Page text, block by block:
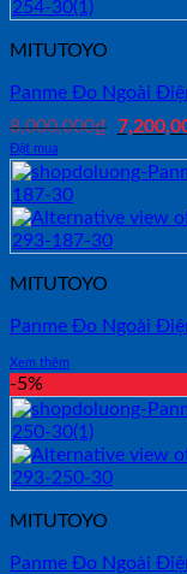
MITUTOYO
Panme Đo Ngoài
8,000,000₫ Giá
là:
Đặt mua
MITUTOYO
Panme Đo Ngoài
Xem thêm
-5%
MITUTOYO
Panme Đo Ngoài